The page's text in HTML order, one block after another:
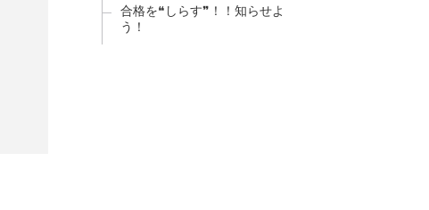
合格を❝しらす❞！！知らせよ
う！